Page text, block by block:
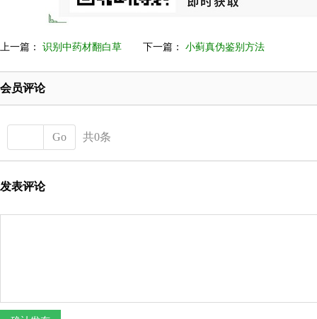
上一篇： 识别中药材翻白草 下一篇： 小蓟真伪鉴别方法
会员评论
Go 共0条
发表评论